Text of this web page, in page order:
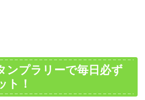
ンプラリーで毎日必ず
ト！